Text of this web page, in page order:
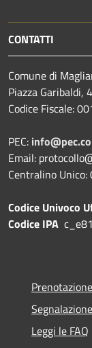
CONTATTI
Comune di
Piazza Garibaldi,
Codice Fiscale:
PEC:
Email:
Centralino
Codice Univoco
Codice IPA
Leggi le FAQ